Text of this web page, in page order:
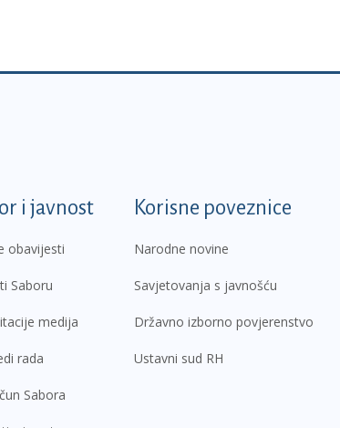
i javnost
obavijesti
Saboru
medija
rada
Sabora
Korisne poveznice
Narodne novine
Savjetovanja s javnošću
Državno izborno povjerenstvo
Ustavni sud RH